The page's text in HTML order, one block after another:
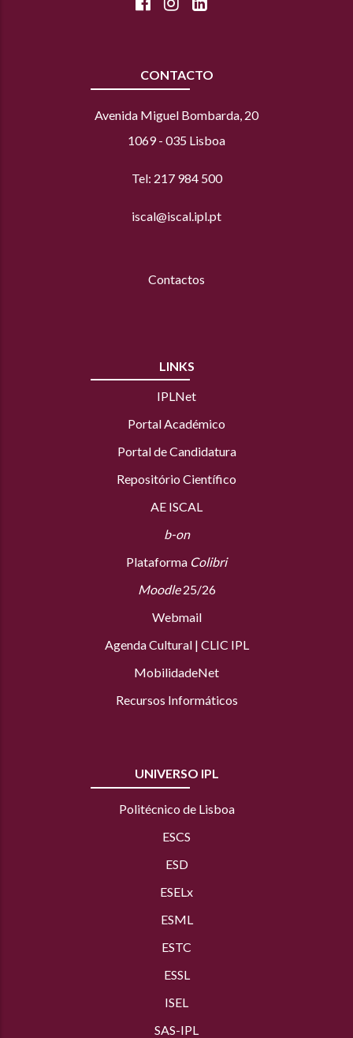
CONTACTO
Avenida Miguel Bombarda, 20
1069 - 035 Lisboa
Tel: 217 984 500
iscal@iscal.ipl.pt
Contactos
LINKS
IPLNet
Portal Académico
Portal de Candidatura
Repositório Científico
AE ISCAL
b-on
Plataforma Colibri
Moodle25/26
Webmail
Agenda Cultural| CLIC IPL
MobilidadeNet
Recursos Informáticos
UNIVERSO IPL
Politécnico de Lisboa
ESCS
ESD
ESELx
ESML
ESTC
ESSL
ISEL
SAS-IPL